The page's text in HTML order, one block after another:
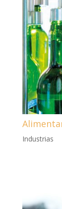
Industrias